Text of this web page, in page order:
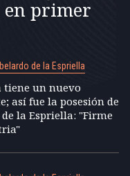
en primer
de la Espriella
tiene un nuevo
así fue la posesión de
la Espriella: "Firme